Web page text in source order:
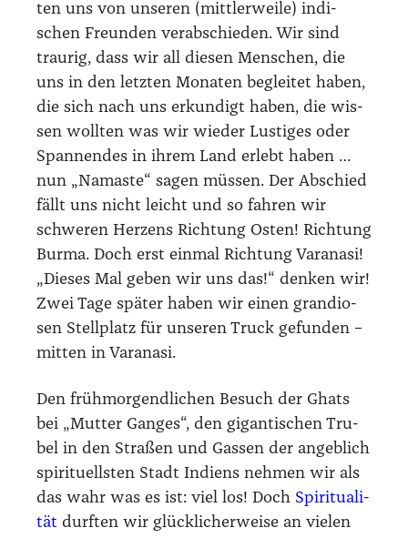
ten uns von unse­ren (mitt­ler­wei­le) indi­
schen Freun­den ver­ab­schie­den. Wir sind
trau­rig, dass wir all die­sen Men­schen, die
uns in den letz­ten Mona­ten beglei­tet haben,
die sich nach uns erkun­digt haben, die wis­
sen woll­ten was wir wie­der Lus­ti­ges oder
Span­nen­des in ihrem Land erlebt haben …
nun „Namas­te“ sagen müs­sen. Der Abschied
fällt uns nicht leicht und so fah­ren wir
schwe­ren Her­zens Rich­tung Osten! Rich­tung
Bur­ma. Doch erst ein­mal Rich­tung Var­a­na­si!
„Die­ses Mal geben wir uns das!“ den­ken wir!
Zwei Tage spä­ter haben wir einen gran­dio­
sen Stell­platz für unse­ren Truck gefun­den –
mit­ten in Var­a­na­si.
Den früh­mor­gend­li­chen Besuch der Ghats
bei „Mut­ter Gan­ges“, den gigan­ti­schen Tru­
bel in den Stra­ßen und Gas­sen der angeb­lich
spi­ri­tu­ells­ten Stadt Indi­ens neh­men wir als
das wahr was es ist: viel los! Doch Spi­ri­tua­li­
tät durf­ten wir glück­li­cher­wei­se an vie­len